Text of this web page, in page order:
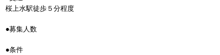
桜上水駅徒歩５分程度
●募集人数
●条件